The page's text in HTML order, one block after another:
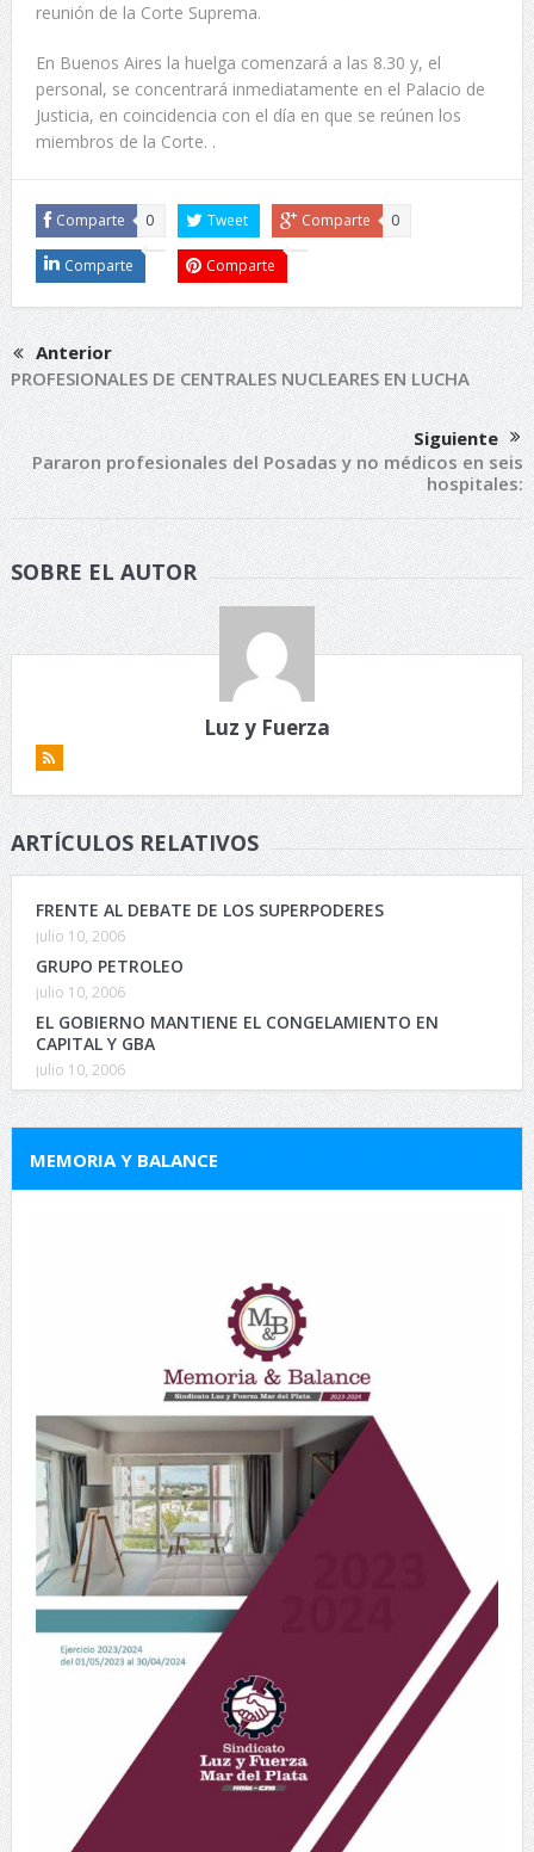
reunión de la Corte Suprema.
En Buenos Aires la huelga comenzará a las 8.30 y, el
personal, se concentrará inmediatamente en el Palacio de
Justicia, en coincidencia con el día en que se reúnen los
miembros de la Corte. .
Comparte 0 Tweet Comparte 0
Comparte Comparte
Anterior
PROFESIONALES DE CENTRALES NUCLEARES EN LUCHA
Siguiente
Pararon profesionales del Posadas y no médicos en seis
hospitales:
SOBRE EL AUTOR
Luz y Fuerza
ARTÍCULOS RELATIVOS
FRENTE AL DEBATE DE LOS SUPERPODERES
julio 10, 2006
GRUPO PETROLEO
julio 10, 2006
EL GOBIERNO MANTIENE EL CONGELAMIENTO EN
CAPITAL Y GBA
julio 10, 2006
MEMORIA Y BALANCE